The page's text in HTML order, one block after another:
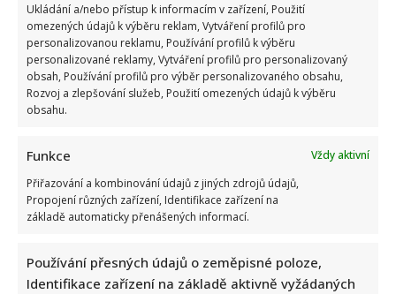
Ukládání a/nebo přístup k informacím v zařízení, Použití
omezených údajů k výběru reklam, Vytváření profilů pro
personalizovanou reklamu, Používání profilů k výběru
personalizované reklamy, Vytváření profilů pro personalizovaný
obsah, Používání profilů pro výběr personalizovaného obsahu,
Rozvoj a zlepšování služeb, Použití omezených údajů k výběru
obsahu.
Funkce
Vždy aktivní
Přiřazování a kombinování údajů z jiných zdrojů údajů,
Propojení různých zařízení, Identifikace zařízení na
základě automaticky přenášených informací.
Používání přesných údajů o zeměpisné poloze,
Identifikace zařízení na základě aktivně vyžádaných
Vtip na adresu Tomia Okamury nepadl na úrodnou
půdu: Předseda Sněmovny ho nepochopil a akorát se
ztrapnil